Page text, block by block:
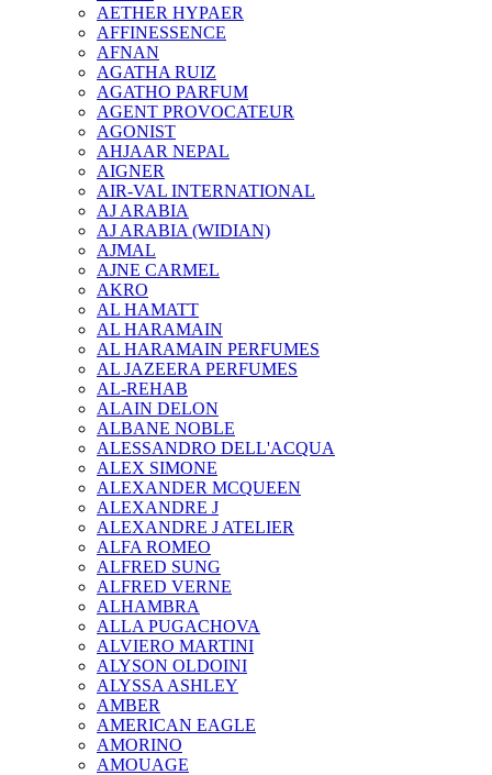
AETHER HYPAER
AFFINESSENCE
AFNAN
AGATHA RUIZ
AGATHO PARFUM
AGENT PROVOCATEUR
AGONIST
AHJAAR NEPAL
AIGNER
AIR-VAL INTERNATIONAL
AJ ARABIA
AJ ARABIA (WIDIAN)
AJMAL
AJNE CARMEL
AKRO
AL HAMATT
AL HARAMAIN
AL HARAMAIN PERFUMES
AL JAZEERA PERFUMES
AL-REHAB
ALAIN DELON
ALBANE NOBLE
ALESSANDRO DELL'ACQUA
ALEX SIMONE
ALEXANDER MCQUEEN
ALEXANDRE J
ALEXANDRE J ATELIER
ALFA ROMEO
ALFRED SUNG
ALFRED VERNE
ALHAMBRA
ALLA PUGACHOVA
ALVIERO MARTINI
ALYSON OLDOINI
ALYSSA ASHLEY
AMBER
AMERICAN EAGLE
AMORINO
AMOUAGE